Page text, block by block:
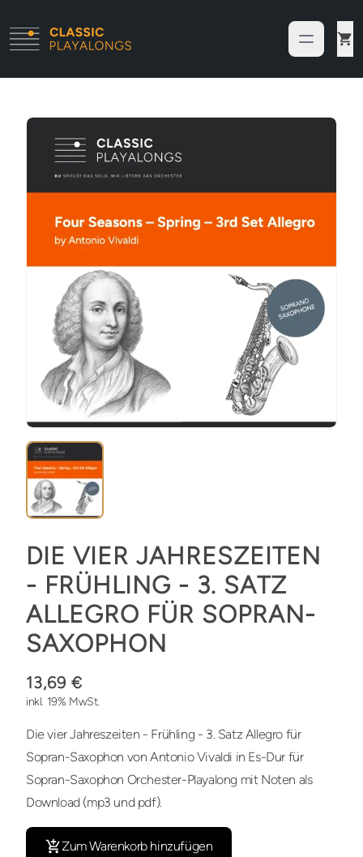
DIE VIER JAHRESZEITEN
- FRÜHLING - 3. SATZ
ALLEGRO FÜR SOPRAN-
SAXOPHON
13,69 €
inkl. 19% MwSt.
Die vier Jahreszeiten - Frühling - 3. Satz Allegro für
Sopran-Saxophon von Antonio Vivaldi in Es-Dur für
Sopran-Saxophon Orchester-Playalong mit Noten als
Download (mp3 und pdf).
Zum Warenkorb hinzufügen